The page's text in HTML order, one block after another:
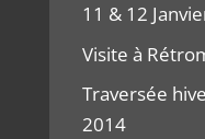
11 & 12
Visite à
Traversée
2014